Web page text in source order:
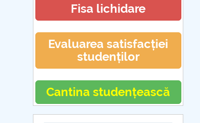
Fisa lichidare
Evaluarea satisfacției
studenților
Cantina studențească